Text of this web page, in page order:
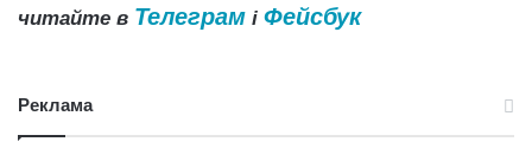
читайте в Телеграм і Фейсбук
Реклама